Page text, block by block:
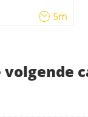
5m
volgende